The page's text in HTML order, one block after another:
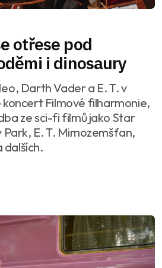
otřese pod
i dinosaury
Darth Vader a E. T. v
koncert Filmové filharmonie,
ze sci-fi filmů jako Star
E. T. Mimozemšťan,
dalších.